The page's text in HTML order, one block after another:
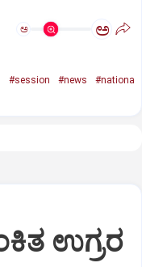
ಅ ಅ
#session #news
#nationa
ಉಗ್ರರ